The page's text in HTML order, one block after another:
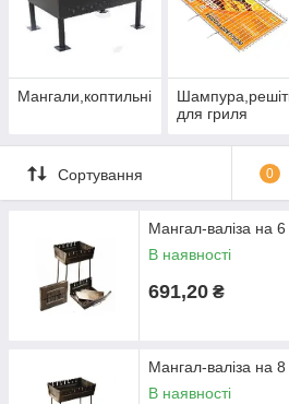
Мангали,коптильні
для гриля
Сортування 0
Мангал-валіза на
В наявності
691,20 ₴
Мангал-валіза на
В наявності